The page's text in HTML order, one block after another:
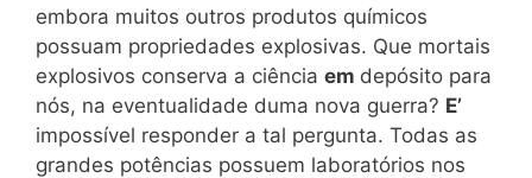
embora muitos outros produtos químicos
possuam propriedades explosivas. Que mortais
explosivos conserva a ciência em depósito para
nós, na eventualidade duma nova guerra? E’
impossível responder a tal pergunta. Todas as
grandes potências possuem laboratórios nos